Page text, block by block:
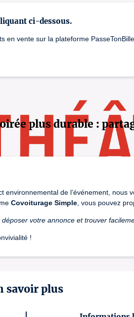
ci-dessous.
en vente sur la plateforme
plus durable :
environnemental de l’événement, nous
Covoiturage Simple , vous pouvez
votre annonce et trouver
!
savoir plus